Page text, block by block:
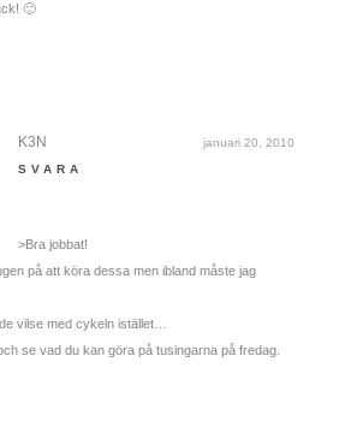
🙂
januari 20, 2010
K3N
SVARA
>Bra jobbat!
på att köra dessa men ibland måste jag
vilse med cykeln istället…
se vad du kan göra på tusingarna på fredag.